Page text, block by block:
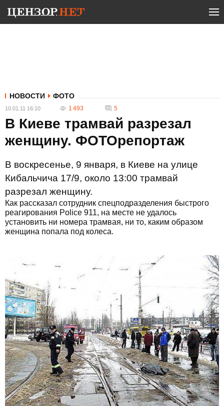
НОВОСТИ ФОТО
10.01.11 16:10 1 493 5
В Киеве трамвай разрезал
женщину. ФОТОрепортаж
В воскресенье, 9 января, в Киеве на улице
Кибальчича 17/9, около 13:00 трамвай
разрезал женщину.
Как рассказал сотрудник спецподразделения быстрого
реагирования Police 911, на месте не удалось
установить ни номера трамвая, ни то, каким образом
женщина попала под колеса.